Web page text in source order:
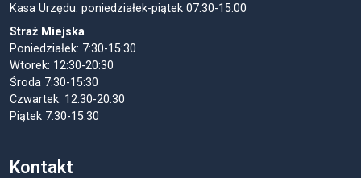
Kasa Urzędu: poniedziałek-piątek 07:30-15:00
Straż Miejska
Poniedziałek: 7:30-15:30
Wtorek: 12:30-20:30
Środa 7:30-15:30
Czwartek: 12:30-20:30
Piątek 7:30-15:30
Kontakt